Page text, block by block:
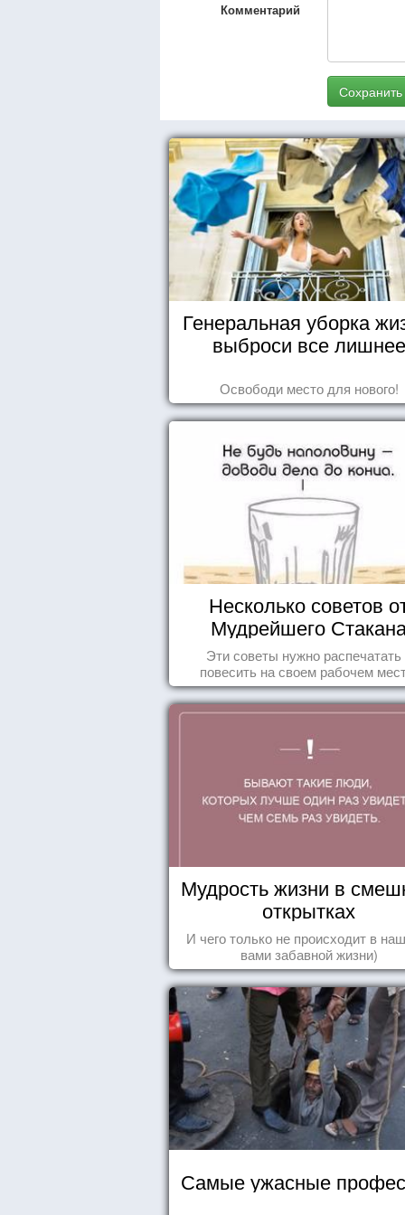
Комментарий
Сохранить
Генеральная уборка
выброси все лишнее
Освободи место для нового!
Несколько советов
Мудрейшего
Эти советы нужно распечатать
повесить на своем рабочем
Мудрость жизни в
открытках
И чего только не происходит в
вами забавной жизни)
Самые ужасные